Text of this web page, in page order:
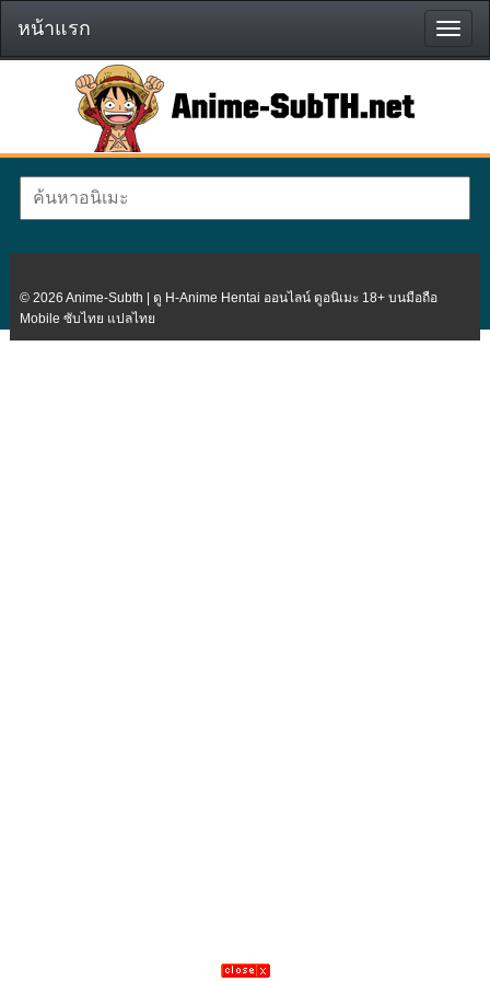
หน้า
แรก
หน้าแรก
© 2026 Anime-Subth | ดู H-Anime Hentai ออนไลน์ ดูอนิเมะ 18+ บนมือถือ
Mobile ซับไทย แปลไทย